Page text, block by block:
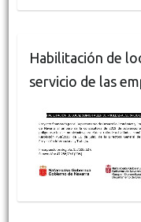
Habilitación de
servicio de las